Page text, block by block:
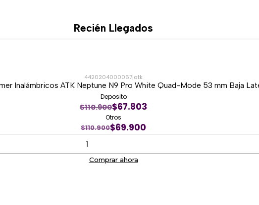
Iluminación RGB en ambos
Recién Llegados
4420204000067|atk
Inalámbricos ATK Neptune N9 Pro White Quad-Mode 53 mm Baja
Deposito
$110.900$67.803
Otros
$110.900$69.900
Comprar ahora